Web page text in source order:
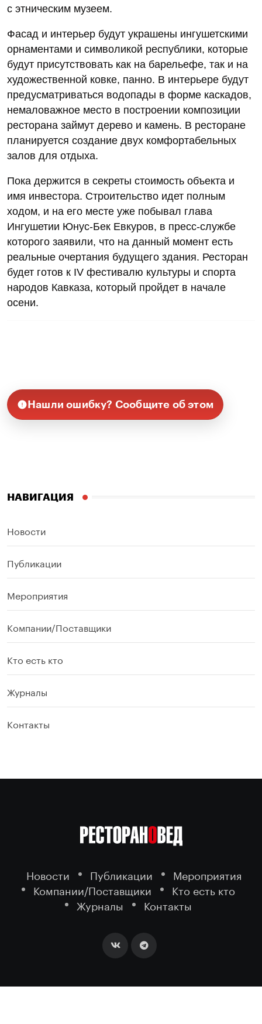
с этническим музеем.
Фасад и интерьер будут украшены ингушетскими
орнаментами и символикой республики, которые
будут присутствовать как на барельефе, так и на
художественной ковке, панно. В интерьере будут
предусматриваться водопады в форме каскадов,
немаловажное место в построении композиции
ресторана займут дерево и камень. В ресторане
планируется создание двух комфортабельных
залов для отдыха.
Пока держится в секреты стоимость объекта и
имя инвестора. Строительство идет полным
ходом, и на его месте уже побывал глава
Ингушетии Юнус-Бек Евкуров, в пресс-службе
которого заявили, что на данный момент есть
реальные очертания будущего здания. Ресторан
будет готов к IV фестивалю культуры и спорта
народов Кавказа, который пройдет в начале
осени.
Нашли ошибку? Сообщите об этом
НАВИГАЦИЯ
Новости
Публикации
Мероприятия
Компании/Поставщики
Кто есть кто
Журналы
Контакты
Новости Публикации
Мероприятия
Компании/Поставщики
Кто есть кто
Журналы
Контакты